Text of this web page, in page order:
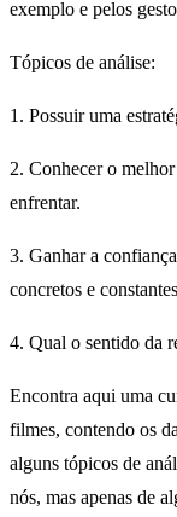
exemplo e pelos
Tópicos de análise:
1. Possuir uma
2. Conhecer o
enfrentar.
3. Ganhar a
concretos e
4. Qual o sentido da
Encontra aqui uma
filmes, contendo os
alguns tópicos de
nós, mas apenas de